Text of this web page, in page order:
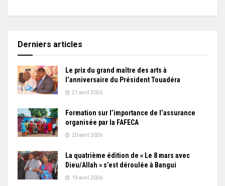
Derniers articles
Le prix du grand maître des arts à
l’anniversaire du Président Touadéra
21 avril 2026
Formation sur l’importance de l’assurance
organisée par la FAFECA
20 avril 2026
La quatrième édition de « Le 8 mars avec
Dieu/Allah » s’est déroulée à Bangui
19 avril 2026